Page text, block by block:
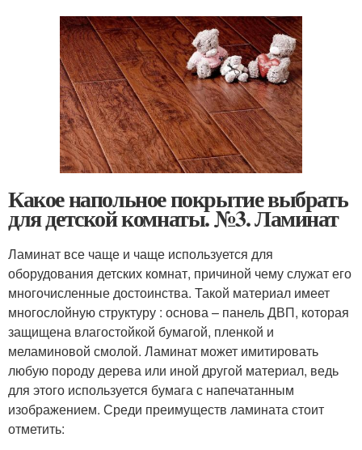
Какое напольное покрытие выбрать
для детской комнаты. №3. Ламинат
Ламинат все чаще и чаще используется для
оборудования детских комнат, причиной чему служат его
многочисленные достоинства. Такой материал имеет
многослойную структуру : основа – панель ДВП, которая
защищена влагостойкой бумагой, пленкой и
меламиновой смолой. Ламинат может имитировать
любую породу дерева или иной другой материал, ведь
для этого используется бумага с напечатанным
изображением. Среди преимуществ ламината стоит
отметить: